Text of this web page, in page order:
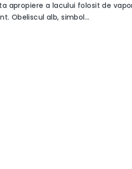
apropiere a lacului folosit de
Obeliscul alb, simbol…